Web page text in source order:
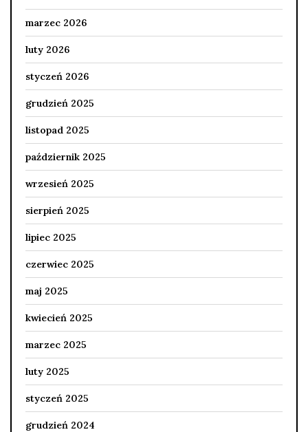
marzec 2026
luty 2026
styczeń 2026
grudzień 2025
listopad 2025
październik 2025
wrzesień 2025
sierpień 2025
lipiec 2025
czerwiec 2025
maj 2025
kwiecień 2025
marzec 2025
luty 2025
styczeń 2025
grudzień 2024